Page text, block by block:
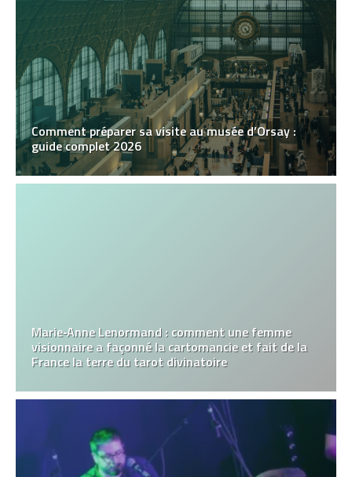
Comment préparer sa visite au musée d’Orsay :
guide complet 2026
Marie‑Anne Lenormand : comment une femme
visionnaire a façonné la cartomancie et fait de la
France la terre du tarot divinatoire